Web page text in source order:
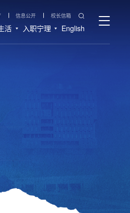
信息公开 校长信箱
活 入职宁理 English